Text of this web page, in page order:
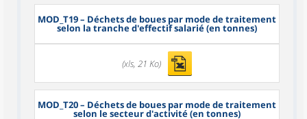
MOD_T19– Déchets de boues par mode de traitement
selon la tranche d'effectif salarié (en tonnes)
(xls, 21 Ko)
MOD_T20– Déchets de boues par mode de traitement
selon le secteur d'activité (en tonnes)